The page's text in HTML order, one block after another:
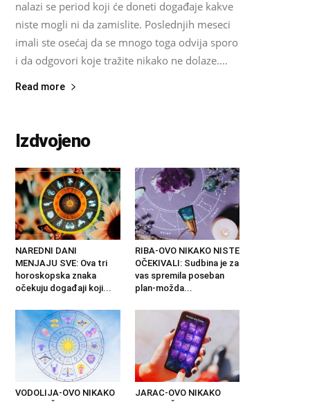
nalazi se period koji će doneti događaje kakve
niste mogli ni da zamislite. Poslednjih meseci
imali ste osećaj da se mnogo toga odvija sporo
i da odgovori koje tražite nikako ne dolaze....
Read more
Izdvojeno
NAREDNI DANI
MENJAJU SVE: Ova tri
horoskopska znaka
očekuju događaji koji...
RIBA-OVO NIKAKO NISTE
OČEKIVALI: Sudbina je za
vas spremila poseban
plan-možda...
VODOLIJA-OVO NIKAKO
JARAC-OVO NIKAKO